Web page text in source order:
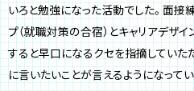
いろと勉強になった活動でした。面接
プ（就職対策の合宿）とキャリアデザ
すると早口になるクセを指摘していた
に言いたいことが言えるようになってい